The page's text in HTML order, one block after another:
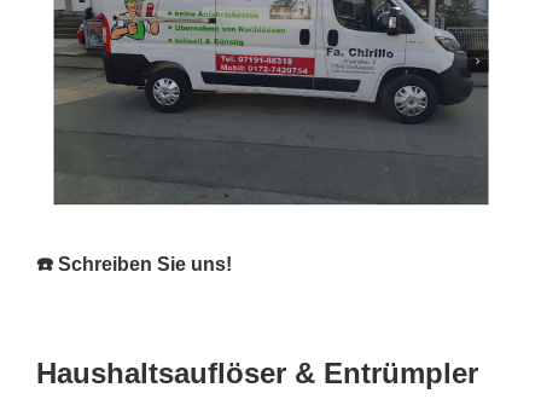
☎️ Schreiben Sie uns!
Haushaltsauflöser & Entrümpler